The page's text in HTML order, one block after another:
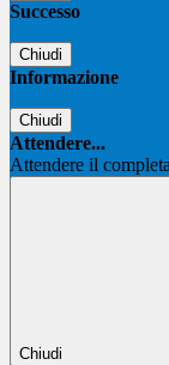
Successo
Chiudi
Informazione
Chiudi
Attendere...
Attendere il
Chiudi